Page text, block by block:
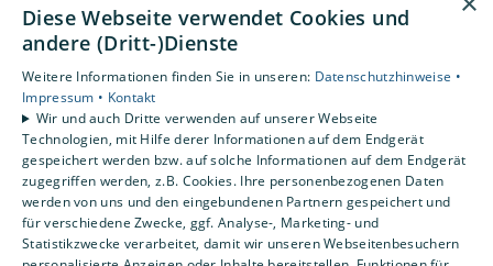
Leistungen
Privatkunden
Gewerbekunden
Karriere
Unternehmen
Standort
Beckum
Diese Webseite verwendet Cookies und
andere (Dritt-)Dienste
Weitere Informationen finden Sie in unseren: Datenschutzhinweise •
Impressum • Kontakt
Wir und auch Dritte verwenden auf unserer Webseite
Technologien, mit Hilfe derer Informationen auf dem Endgerät
gespeichert werden bzw. auf solche Informationen auf dem Endgerät
zugegriffen werden, z.B. Cookies. Ihre personenbezogenen Daten
werden von uns und den eingebundenen Partnern gespeichert und
für verschiedene Zwecke, ggf. Analyse-, Marketing- und
Statistikzwecke verarbeitet, damit wir unseren Webseitenbesuchern